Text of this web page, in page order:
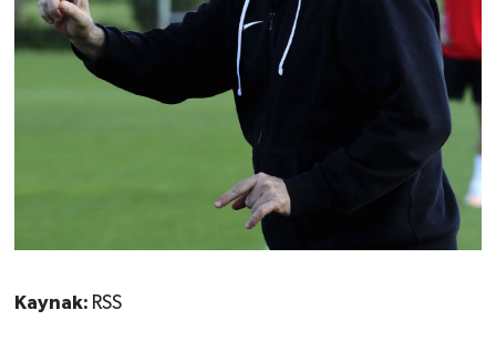
Kaynak: RSS